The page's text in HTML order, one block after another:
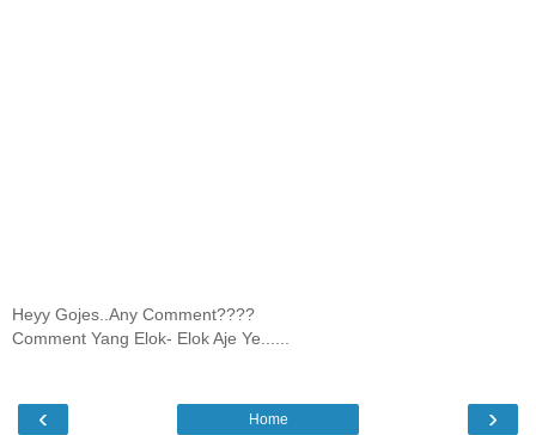
Heyy Gojes..Any Comment????
Comment Yang Elok- Elok Aje Ye......
‹ ›
Home